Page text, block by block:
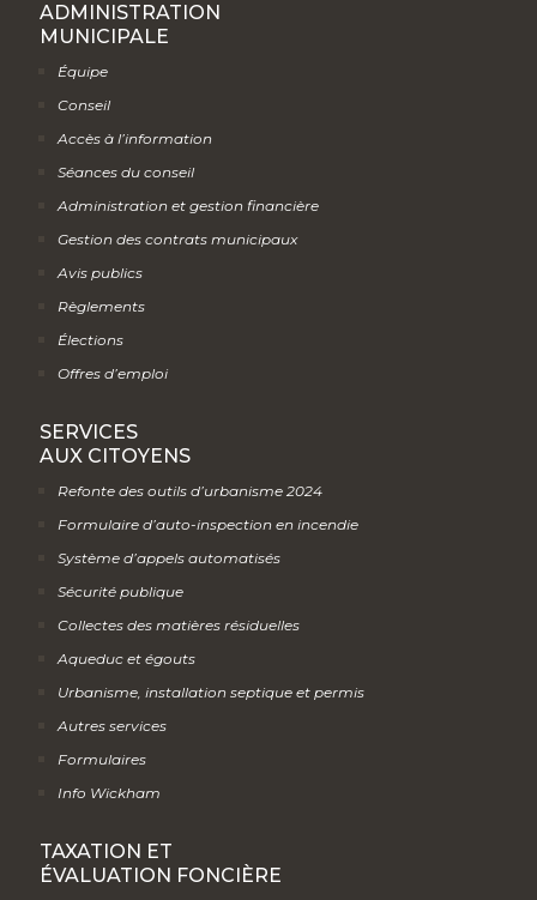
ADMINISTRATION
MUNICIPALE
Équipe
Conseil
Accès à l’information
Séances du conseil
Administration et gestion financière
Gestion des contrats municipaux
Avis publics
Règlements
Élections
Offres d’emploi
SERVICES
AUX CITOYENS
Refonte des outils d’urbanisme 2024
Formulaire d’auto-inspection en incendie
Système d’appels automatisés
Sécurité publique
Collectes des matières résiduelles
Aqueduc et égouts
Urbanisme, installation septique et permis
Autres services
Formulaires
Info Wickham
TAXATION ET
ÉVALUATION FONCIÈRE